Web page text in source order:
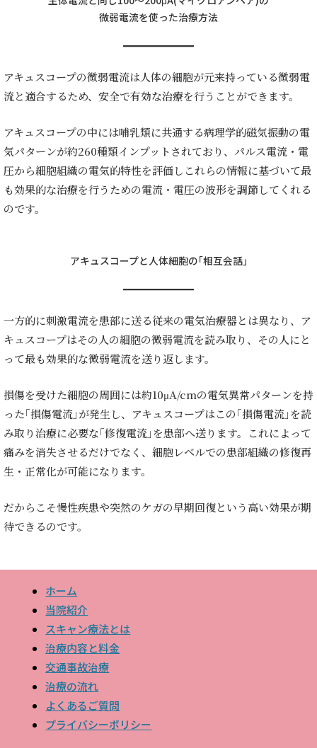
微弱電流を使った治療方法
アキュスコープの微弱電流は人体の細胞が元来持っている微弱電
流と適合するため、安全で有効な治療を行うことができます。
アキュスコープの中には哺乳類に共通する病理学的磁気振動の電
気パターンが約260種類インプットされており、パルス電流・電
圧から細胞組織の電気的特性を評価しこれらの情報に基づいて最
も効果的な治療を行うための電流・電圧の波形を調節してくれる
のです。
アキュスコープと人体細胞の｢相互会話｣
一方的に刺激電流を患部に送る従来の電気治療器とは異なり、ア
キュスコープはその人の細胞の微弱電流を読み取り、その人にと
って最も効果的な微弱電流を送り返します。
損傷を受けた細胞の周囲には約10μA/cmの電気異常パターンを持
った｢損傷電流｣が発生し、アキュスコープはこの｢損傷電流｣を読
み取り治療に必要な｢修復電流｣を患部へ送ります。これによって
痛みを消失させるだけでなく、細胞レベルでの患部組織の修復再
生・正常化が可能になります。
だからこそ慢性疾患や突然のケガの早期回復という高い効果が期
待できるのです。
ホーム
当院紹介
スキャン療法とは
治療内容と料金
交通事故治療
治療の流れ
よくあるご質問
プライバシーポリシー